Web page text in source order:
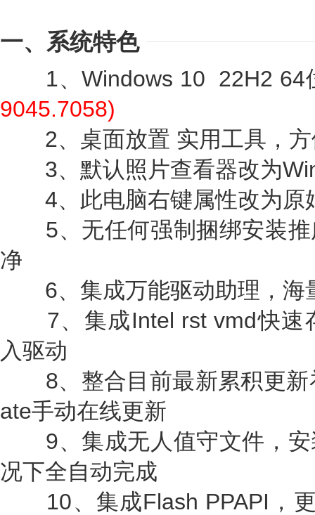
一、系统特色
1、Windows 10 22H2 64
9045.7058)
2、桌面放置 实用工具，方
3、默认照片查看器改为
4、此电脑右键属性改为原
5、无任何强制捆绑安装推
净
6、集成万能驱动助理，海
7、集成Intel rst vmd快速
入驱动
8、整合目前最新累积更新
ate手动在线更新
9、集成无人值守文件，安
况下全自动完成
10、集成Flash PPAPI，更